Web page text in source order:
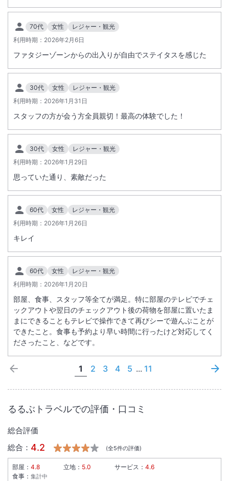
70代 女性
レジャー・観光
利用時期： 2026年2月6日
ファタジーゾーンからの出入りが自由でステイタスを感じた
30代 女性
レジャー・観光
利用時期： 2026年1月31日
スタッフの方が会う方全員親切！最高の体験でした！
30代 女性
レジャー・観光
利用時期： 2026年1月29日
思っていた通り、素敵だった
60代 女性
レジャー・観光
利用時期： 2026年1月26日
キレイ
60代 女性
レジャー・観光
利用時期： 2026年1月20日
部屋、食事、スタッフ等全てが満足。特に部屋のテレビでチェ
ックアウトや翌日のチェックアウト後の荷物を部屋に置いたま
まにできることもテレビで操作できて再びシーで遊んぶことが
できたこと。食事も予約より早い時間に行ったけど対応してく
ださったこと、などです。
1 2 3 4 5 ... 11
るるぶトラベルでの評価・口コミ
総合評価
総合： 4.2 (全5件の評価)
部屋： 4.8 立地： 5.0 サービス： 4.6
食事： 集計中